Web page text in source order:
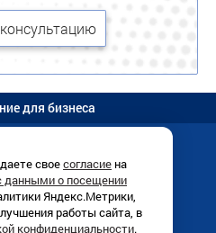
своесогласиена
данными о посещении
Яндекс.Метрики,
работы сайта, в
конфиденциальности.
для бизнеса
Штаба, 1/8 (схема)
780-760
9:00-18:00